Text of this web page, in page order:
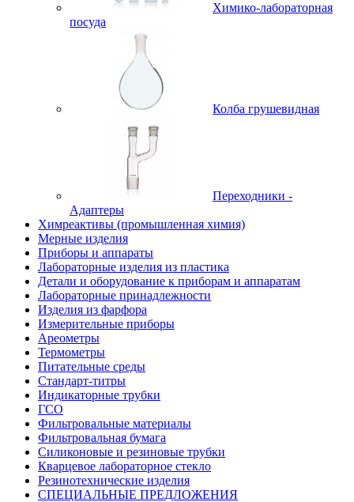
Химико-лабораторная
посуда
Колба грушевидная
Переходники -
Адаптеры
Химреактивы (промышленная химия)
Мерные изделия
Приборы и аппараты
Лабораторные изделия из пластика
Детали и оборудование к приборам и аппаратам
Лабораторные принадлежности
Изделия из фарфора
Измерительные приборы
Ареометры
Термометры
Питательные среды
Стандарт-титры
Индикаторные трубки
ГСО
Фильтровальные материалы
Фильтровальная бумага
Силиконовые и резиновые трубки
Кварцевое лабораторное стекло
Резинотехнические изделия
СПЕЦИАЛЬНЫЕ ПРЕДЛОЖЕНИЯ